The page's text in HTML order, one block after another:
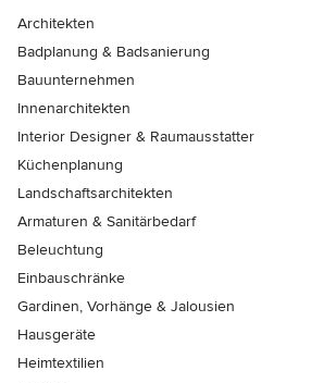
Architekten
Badplanung & Badsanierung
Bauunternehmen
Innenarchitekten
Interior Designer & Raumausstatter
Küchenplanung
Landschaftsarchitekten
Armaturen & Sanitärbedarf
Beleuchtung
Einbauschränke
Gardinen, Vorhänge & Jalousien
Hausgeräte
Heimtextilien